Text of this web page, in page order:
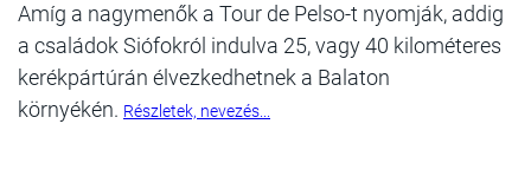
Amíg a nagymenők a Tour de Pelso-t nyomják, addig
a családok Siófokról indulva 25, vagy 40 kilométeres
kerékpártúrán élvezkedhetnek a Balaton
környékén. Részletek, nevezés...